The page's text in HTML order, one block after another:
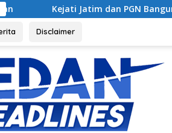
Jatim dan PGN Bangun Sinergi
Disclaimer